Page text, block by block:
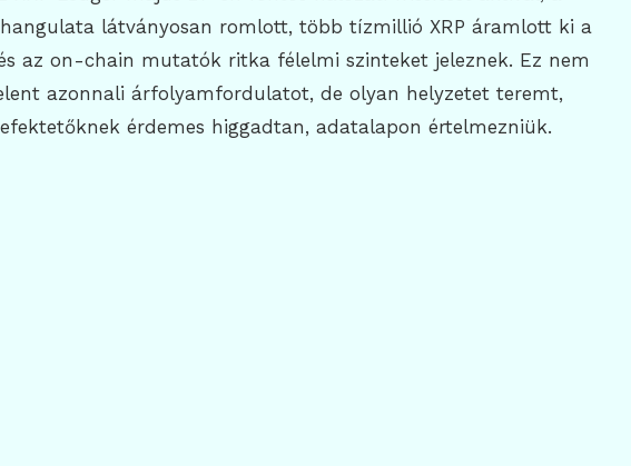
hangulata látványosan romlott, több tízmillió XRP áramlott ki a
az on-chain mutatók ritka félelmi szinteket jeleznek. Ez nem
azonnali árfolyamfordulatot, de olyan helyzetet teremt,
érdemes higgadtan, adatalapon értelmezniük.